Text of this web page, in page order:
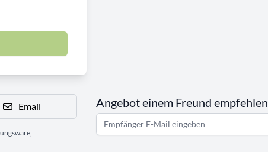
Email Angebot einem Freund empfehlen